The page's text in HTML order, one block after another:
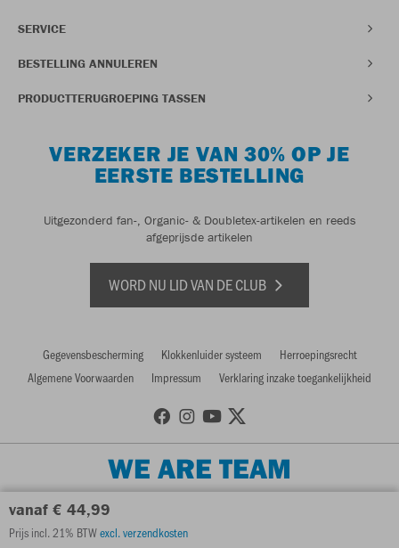
vanaf € 44,99
Prijs incl. 21% BTWexcl. verzendkosten
SERVICE
BESTELLING ANNULEREN
PRODUCTTERUGROEPING TASSEN
VERZEKER JE VAN 30% OP JE
EERSTE BESTELLING
Uitgezonderd fan-, Organic- & Doubletex-artikelen en reeds
afgeprijsde artikelen
WORD NU LID VAN DE CLUB
Gegevensbescherming Klokkenluider systeem
Herroepingsrecht
Algemene Voorwaarden
Impressum Verklaring inzake toegankelijkheid
WE ARE TEAM